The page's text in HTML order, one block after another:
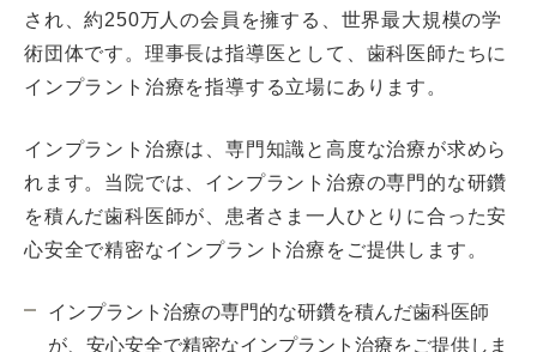
され、約250万人の会員を擁する、世界最大規模の学
術団体です。理事長は指導医として、歯科医師たちに
インプラント治療を指導する立場にあります。
インプラント治療は、専門知識と高度な治療が求めら
れます。当院では、インプラント治療の専門的な研鑽
を積んだ歯科医師が、患者さま一人ひとりに合った安
心安全で精密なインプラント治療をご提供します。
インプラント治療の専門的な研鑽を積んだ歯科医師
が、安心安全で精密なインプラント治療をご提供しま